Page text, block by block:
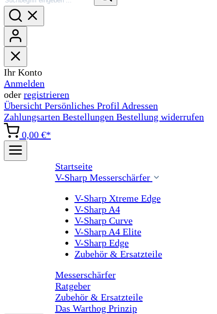
Ihr Konto
Anmelden
oder registrieren
Übersicht Persönliches Profil Adressen
Zahlungsarten Bestellungen Bestellung widerrufen
0,00 €*
Startseite
V-Sharp Messerschärfer
V-Sharp Xtreme Edge
V-Sharp A4
V-Sharp Curve
V-Sharp A4 Elite
V-Sharp Edge
Zubehör & Ersatzteile
Messerschärfer
Ratgeber
Zubehör & Ersatzteile
Das Warthog Prinzip